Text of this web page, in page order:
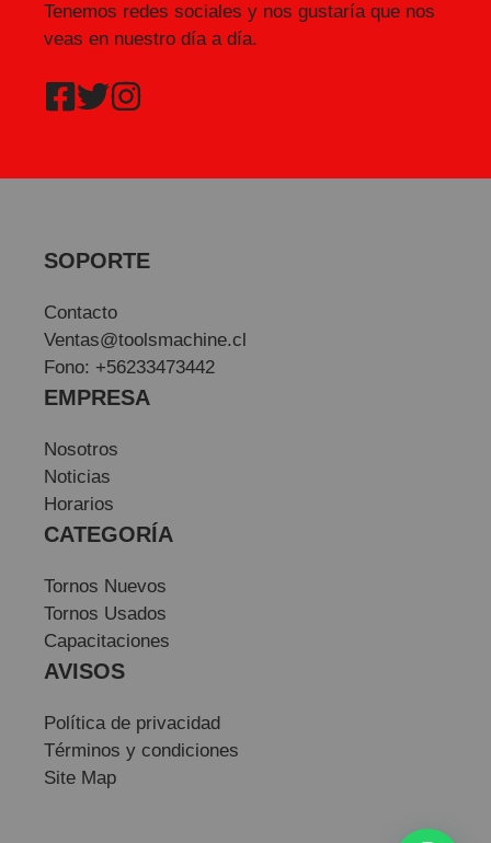
Tenemos redes sociales y nos gustaría que nos
veas en nuestro día a día.
SOPORTE
Contacto
Ventas@toolsmachine.cl
Fono: +56233473442
EMPRESA
Nosotros
Noticias
Horarios
CATEGORÍA
Tornos Nuevos
Tornos Usados
Capacitaciones
AVISOS
Política de privacidad
Términos y condiciones
Site Map